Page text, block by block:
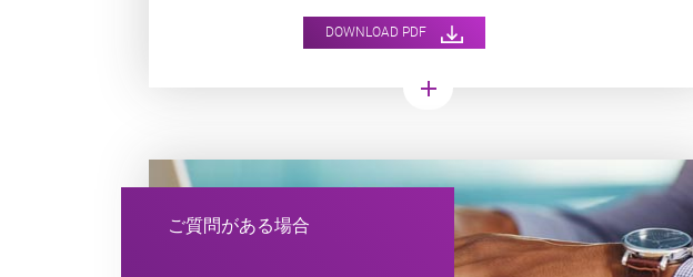
DOWNLOAD PDF
add
ご質問がある場合